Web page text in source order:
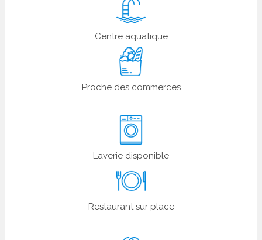
Centre aquatique
Proche des commerces
Laverie disponible
Restaurant sur place